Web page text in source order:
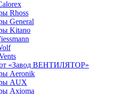
Rhoss
General
Kitano
«Завод ВЕНТИЛЯТОР»
Aeronik
AUX
Axioma